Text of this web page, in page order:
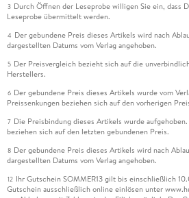
3 Durch Öffnen der Leseprobe willigen Sie ein, dass
Leseprobe übermittelt werden.
4 Der gebundene Preis dieses Artikels wird nach
dargestellten Datums vom Verlag angehoben.
5 Der Preisvergleich bezieht sich auf die
Herstellers.
6 Der gebundene Preis dieses Artikels wurde vom
Preissenkungen beziehen sich auf den vorherigen
7 Die Preisbindung dieses Artikels wurde
beziehen sich auf den letzten gebundenen Preis.
8 Der gebundene Preis dieses Artikels wird nach
dargestellten Datums vom Verlag angehoben.
12 Ihr Gutschein SOMMER13 gilt bis einschließlich
Gutschein ausschließlich online einlösen unter